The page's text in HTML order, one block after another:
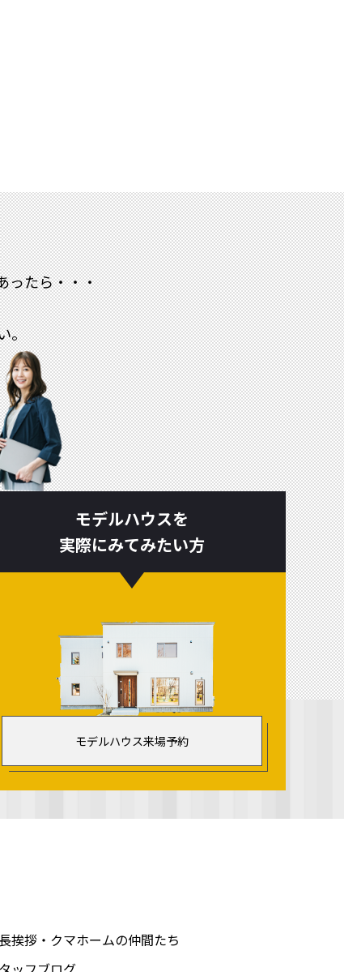
ったら・・・
。
モデルハウスを
実際にみてみたい方
モデルハウス来場予約
挨拶・クマホームの仲間たち